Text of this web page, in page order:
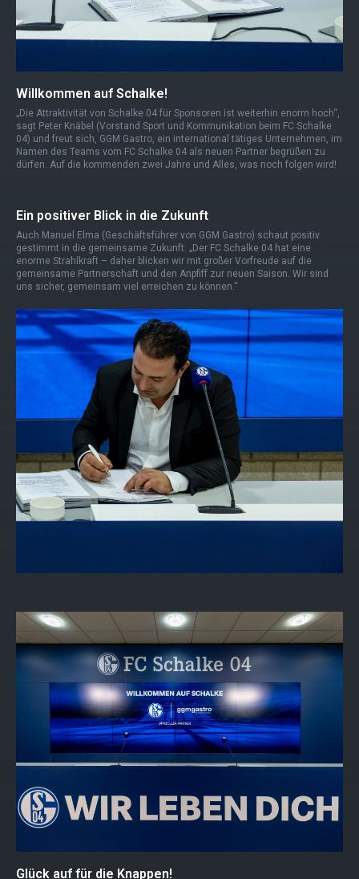
Willkommen auf Schalke!
„Die Attraktivität von Schalke 04 für Sponsoren ist weiterhin enorm hoch“,
sagt Peter Knäbel (Vorstand Sport und Kommunikation beim FC Schalke
04) und freut sich, GGM Gastro, ein international tätiges Unternehmen, im
Namen des Teams vom FC Schalke 04 als neuen Partner begrüßen zu
dürfen. Auf die kommenden zwei Jahre und Alles, was noch folgen wird!
Ein positiver Blick in die Zukunft
Auch Manuel Elma (Geschäftsführer von GGM Gastro) schaut positiv
gestimmt in die gemeinsame Zukunft: „Der FC Schalke 04 hat eine
enorme Strahlkraft – daher blicken wir mit großer Vorfreude auf die
gemeinsame Partnerschaft und den Anpfiff zur neuen Saison. Wir sind
uns sicher, gemeinsam viel erreichen zu können.“
Glück auf für die Knappen!